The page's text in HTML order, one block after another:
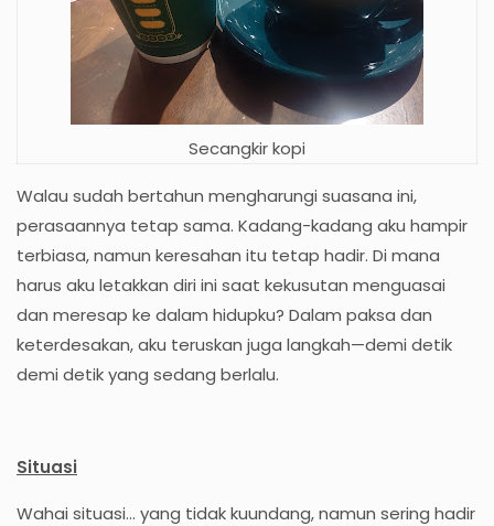
Secangkir kopi
Walau sudah bertahun mengharungi suasana ini,
perasaannya tetap sama. Kadang-kadang aku hampir
terbiasa, namun keresahan itu tetap hadir. Di mana
harus aku letakkan diri ini saat kekusutan menguasai
dan meresap ke dalam hidupku? Dalam paksa dan
keterdesakan, aku teruskan juga langkah—demi detik
demi detik yang sedang berlalu.
Situasi
Wahai situasi... yang tidak kuundang, namun sering hadir